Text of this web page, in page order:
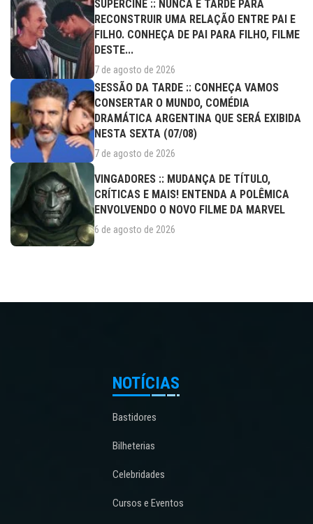
SUPERCINE :: NUNCA É TARDE PARA
RECONSTRUIR UMA RELAÇÃO ENTRE PAI E
FILHO. CONHEÇA DE PAI PARA FILHO, FILME
DESTE...
7 de agosto de 2026
SESSÃO DA TARDE :: CONHEÇA VAMOS
CONSERTAR O MUNDO, COMÉDIA
DRAMÁTICA ARGENTINA QUE SERÁ EXIBIDA
NESTA SEXTA (07/08)
7 de agosto de 2026
VINGADORES :: MUDANÇA DE TÍTULO,
CRÍTICAS E MAIS! ENTENDA A POLÊMICA
ENVOLVENDO O NOVO FILME DA MARVEL
6 de agosto de 2026
NOTÍCIAS
Bastidores
Bilheterias
Celebridades
Cursos e Eventos